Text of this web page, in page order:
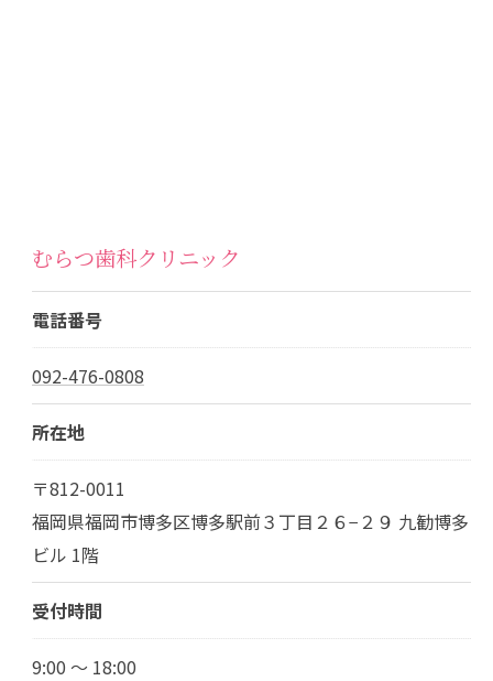
むらつ歯科クリニック
電話番号
092-476-0808
所在地
〒812-0011
福岡県福岡市博多区博多駅前３丁目２６−２９ 九勧博多
ビル 1階
受付時間
9:00 ～ 18:00